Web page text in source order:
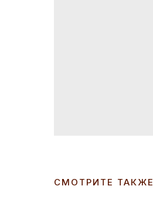
СМОТРИТЕ ТАКЖЕ